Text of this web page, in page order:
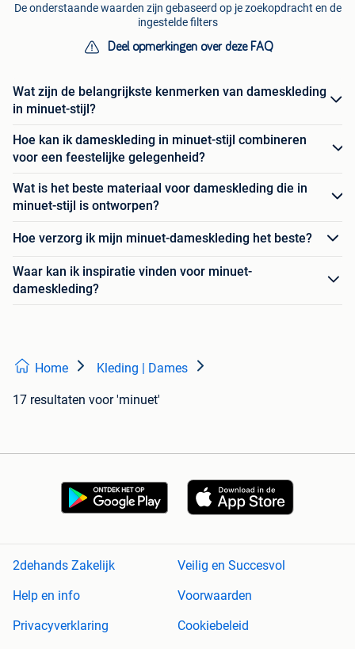
De onderstaande waarden zijn gebaseerd op je zoekopdracht en de
ingestelde filters
Deel opmerkingen over deze FAQ
Wat zijn de belangrijkste kenmerken van dameskleding
in minuet-stijl?
Hoe kan ik dameskleding in minuet-stijl combineren
voor een feestelijke gelegenheid?
Wat is het beste materiaal voor dameskleding die in
minuet-stijl is ontworpen?
Hoe verzorg ik mijn minuet-dameskleding het beste?
Waar kan ik inspiratie vinden voor minuet-
dameskleding?
Home Kleding | Dames
17 resultaten voor 'minuet'
2dehands Zakelijk
Veilig en Succesvol
Help en info
Voorwaarden
Privacyverklaring
Cookiebeleid